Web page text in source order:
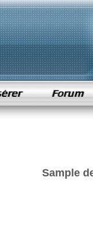
Sample